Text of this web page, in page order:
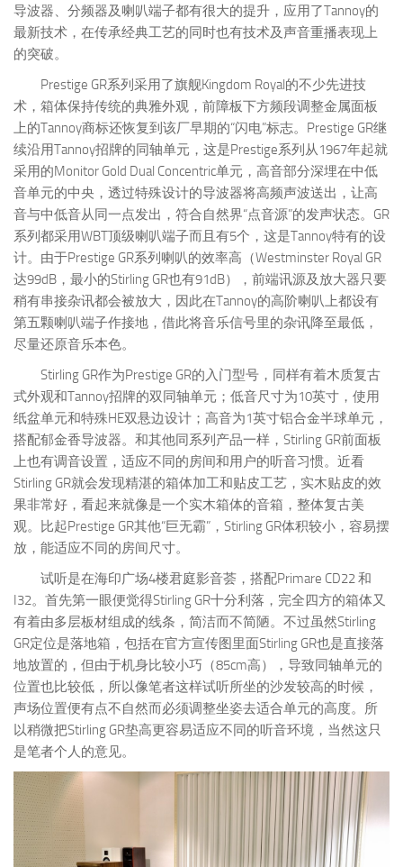
导波器、分频器及喇叭端子都有很大的提升，应用了Tannoy的
最新技术，在传承经典工艺的同时也有技术及声音重播表现上
的突破。
Prestige GR系列采用了旗舰Kingdom Royal的不少先进技
术，箱体保持传统的典雅外观，前障板下方频段调整金属面板
上的Tannoy商标还恢复到该厂早期的“闪电”标志。Prestige GR继
续沿用Tannoy招牌的同轴单元，这是Prestige系列从1967年起就
采用的Monitor Gold Dual Concentric单元，高音部分深埋在中低
音单元的中央，透过特殊设计的导波器将高频声波送出，让高
音与中低音从同一点发出，符合自然界“点音源”的发声状态。GR
系列都采用WBT顶级喇叭端子而且有5个，这是Tannoy特有的设
计。由于Prestige GR系列喇叭的效率高（Westminster Royal GR
达99dB，最小的Stirling GR也有91dB），前端讯源及放大器只要
稍有串接杂讯都会被放大，因此在Tannoy的高阶喇叭上都设有
第五颗喇叭端子作接地，借此将音乐信号里的杂讯降至最低，
尽量还原音乐本色。
Stirling GR作为Prestige GR的入门型号，同样有着木质复古
式外观和Tannoy招牌的双同轴单元；低音尺寸为10英寸，使用
纸盆单元和特殊HE双悬边设计；高音为1英寸铝合金半球单元，
搭配郁金香导波器。和其他同系列产品一样，Stirling GR前面板
上也有调音设置，适应不同的房间和用户的听音习惯。近看
Stirling GR就会发现精湛的箱体加工和贴皮工艺，实木贴皮的效
果非常好，看起来就像是一个实木箱体的音箱，整体复古美
观。比起Prestige GR其他“巨无霸”，Stirling GR体积较小，容易摆
放，能适应不同的房间尺寸。
试听是在海印广场4楼君庭影音荟，搭配Primare CD22 和
I32。首先第一眼便觉得Stirling GR十分利落，完全四方的箱体又
有着由多层板材组成的线条，简洁而不简陋。不过虽然Stirling
GR定位是落地箱，包括在官方宣传图里面Stirling GR也是直接落
地放置的，但由于机身比较小巧（85cm高），导致同轴单元的
位置也比较低，所以像笔者这样试听所坐的沙发较高的时候，
声场位置便有点不自然而必须调整坐姿去适合单元的高度。所
以稍微把Stirling GR垫高更容易适应不同的听音环境，当然这只
是笔者个人的意见。